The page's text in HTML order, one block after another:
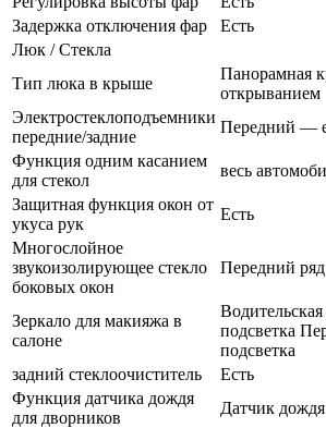
Задержка отключения фар
Есть
Люк / Стекла
Тип люка в крыше
Панорамная
открыванием
Электростеклоподъемники
передние/задние
Передний —
Функция одним касанием
для стекол
весь
Защитная функция окон от
укуса рук
Есть
Многослойное
звукоизолирующее стекло
боковых окон
Передний ряд
Зеркало для макияжа в
салоне
подсветка
подсветка
задний стеклоочиститель
Есть
Функция датчика дождя
для дворников
Датчик дождя